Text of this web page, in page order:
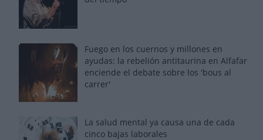
Fuego en los cuernos y millones en
ayudas: la rebelión antitaurina en Alfafar
enciende el debate sobre los 'bous al
carrer'
La salud mental ya causa una de cada
cinco bajas laborales